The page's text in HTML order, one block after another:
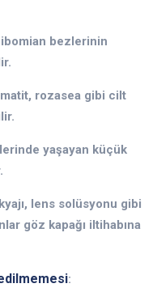
bezlerinin
rozasea gibi cilt
yaşayan küçük
lens solüsyonu gibi
göz kapağı iltihabına
: